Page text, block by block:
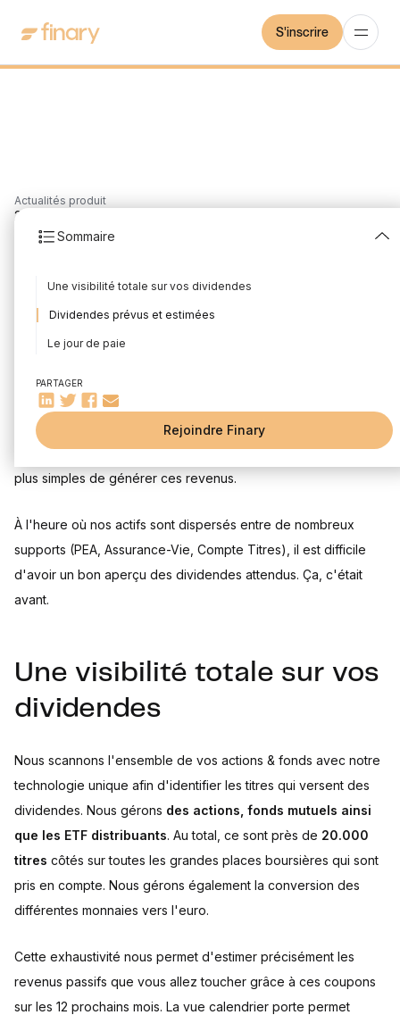
S'inscrire
Actualités produit
Sommaire
Une visibilité totale sur vos dividendes
Dividendes prévus et estimées
Le jour de paie
PARTAGER
Rejoindre Finary
2
Rédigé parMounir Laggoune Édité par
Tout le monde adore les revenus passifs ! Laisser travailler son
capital pendant qu'on peut faire autre chose, c'est magique.
Les dividendes sont incontestablement l'une des façons les
plus simples de générer ces revenus.
À l'heure où nos actifs sont dispersés entre de nombreux
supports (PEA, Assurance-Vie, Compte Titres), il est difficile
d'avoir un bon aperçu des dividendes attendus. Ça, c'était
avant.
Une visibilité totale sur vos
dividendes
Nous scannons l'ensemble de vos actions & fonds avec notre
technologie unique afin d'identifier les titres qui versent des
dividendes. Nous gérons des actions, fonds mutuels ainsi
que les ETF distribuants. Au total, ce sont près de 20.000
titres côtés sur toutes les grandes places boursières qui sont
pris en compte. Nous gérons également la conversion des
différentes monnaies vers l'euro.
Cette exhaustivité nous permet d'estimer précisément les
revenus passifs que vous allez toucher grâce à ces coupons
sur les 12 prochains mois. La vue calendrier porte permet